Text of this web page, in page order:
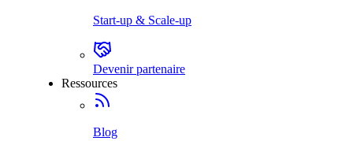
Start-up & Scale-up
Devenir partenaire
Ressources
Blog